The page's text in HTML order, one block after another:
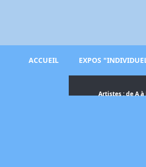
ACCUEIL EXPOS
Artistes : de A à